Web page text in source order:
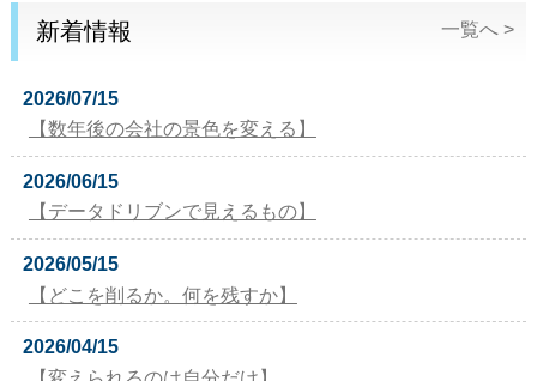
新着情報 一覧へ >
2026/07/15
【数年後の会社の景色を変える】
2026/06/15
【データドリブンで見えるもの】
2026/05/15
【どこを削るか。何を残すか】
2026/04/15